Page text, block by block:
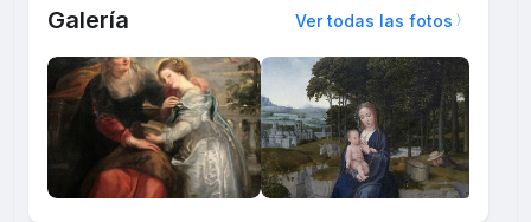
Galería Ver todas las fotos